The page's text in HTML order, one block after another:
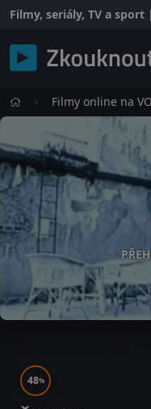
Filmy, seriály, TV a
Filmy online na
48%